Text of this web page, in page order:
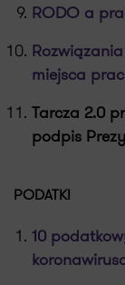
RODO a
miejsca
Tarcza 2.0
podpis
PODATKI
10